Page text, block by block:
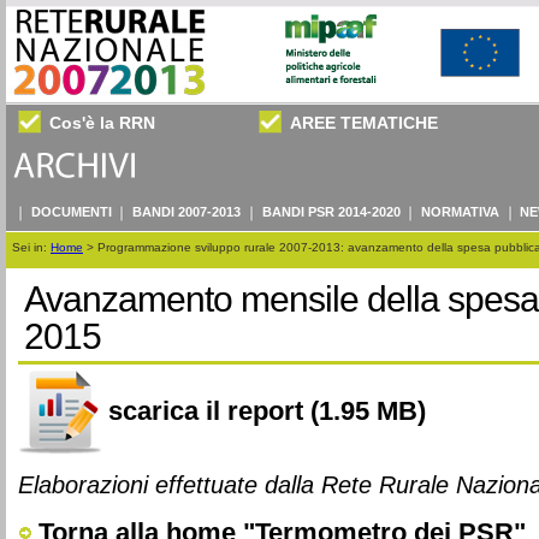
Cos'è la RRN AREE TEMATICHE
DOCUMENTI BANDI 2007-2013 BANDI PSR 2014-2020 NORMATIVA
Sei in: Home > Programmazione sviluppo rurale 2007-2013: avanzamento della spesa
Avanzamento mensile della
2015
scarica il report (1.95 MB)
Elaborazioni effettuate dalla Rete Rurale
Torna alla home "Termometro dei PSR"